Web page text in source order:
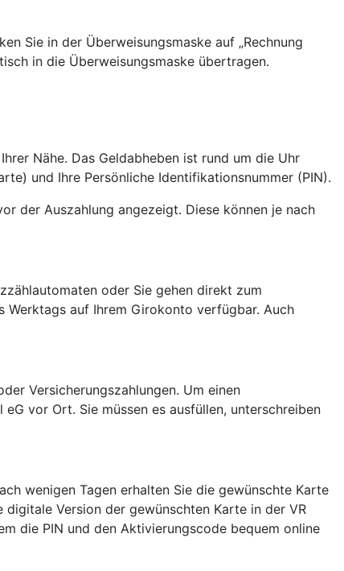
Sie in der Überweisungsmaske auf „Rechnung
in die Überweisungsmaske übertragen.
Nähe. Das Geldabheben ist rund um die Uhr
und Ihre Persönliche Identifikationsnummer (PIN).
der Auszahlung angezeigt. Diese können je nach
oder Sie gehen direkt zum
Werktags auf Ihrem Girokonto verfügbar. Auch
Versicherungszahlungen. Um einen
vor Ort. Sie müssen es ausfüllen, unterschreiben
wenigen Tagen erhalten Sie die gewünschte Karte
Version der gewünschten Karte in der VR
die PIN und den Aktivierungscode bequem online